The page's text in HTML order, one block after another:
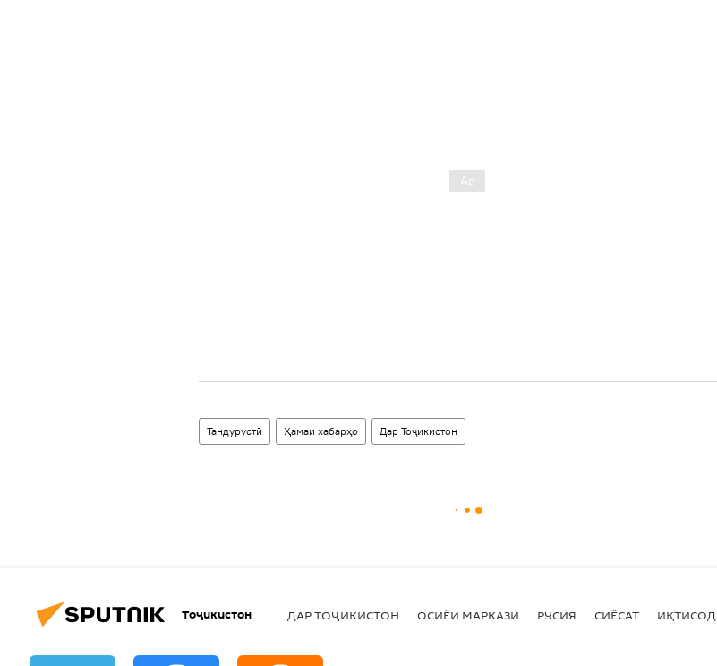
Тандурустӣ Ҳамаи хабарҳо Дар Тоҷикистон
Тоҷикистон ДАР ТОҶИКИСТОН ОСИЁИ МАРКАЗӢ РУСИЯ СИЁСАТ ИҚТИСОД